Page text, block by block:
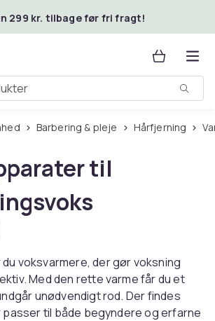
299 kr. tilbage før fri fragt!
Barbering & pleje Hårfjerning
til
du voksvarmere, der gør voksning
Med den rette varme får du et
unødvendigt rod. Der findes
passer til både begyndere og erfarne